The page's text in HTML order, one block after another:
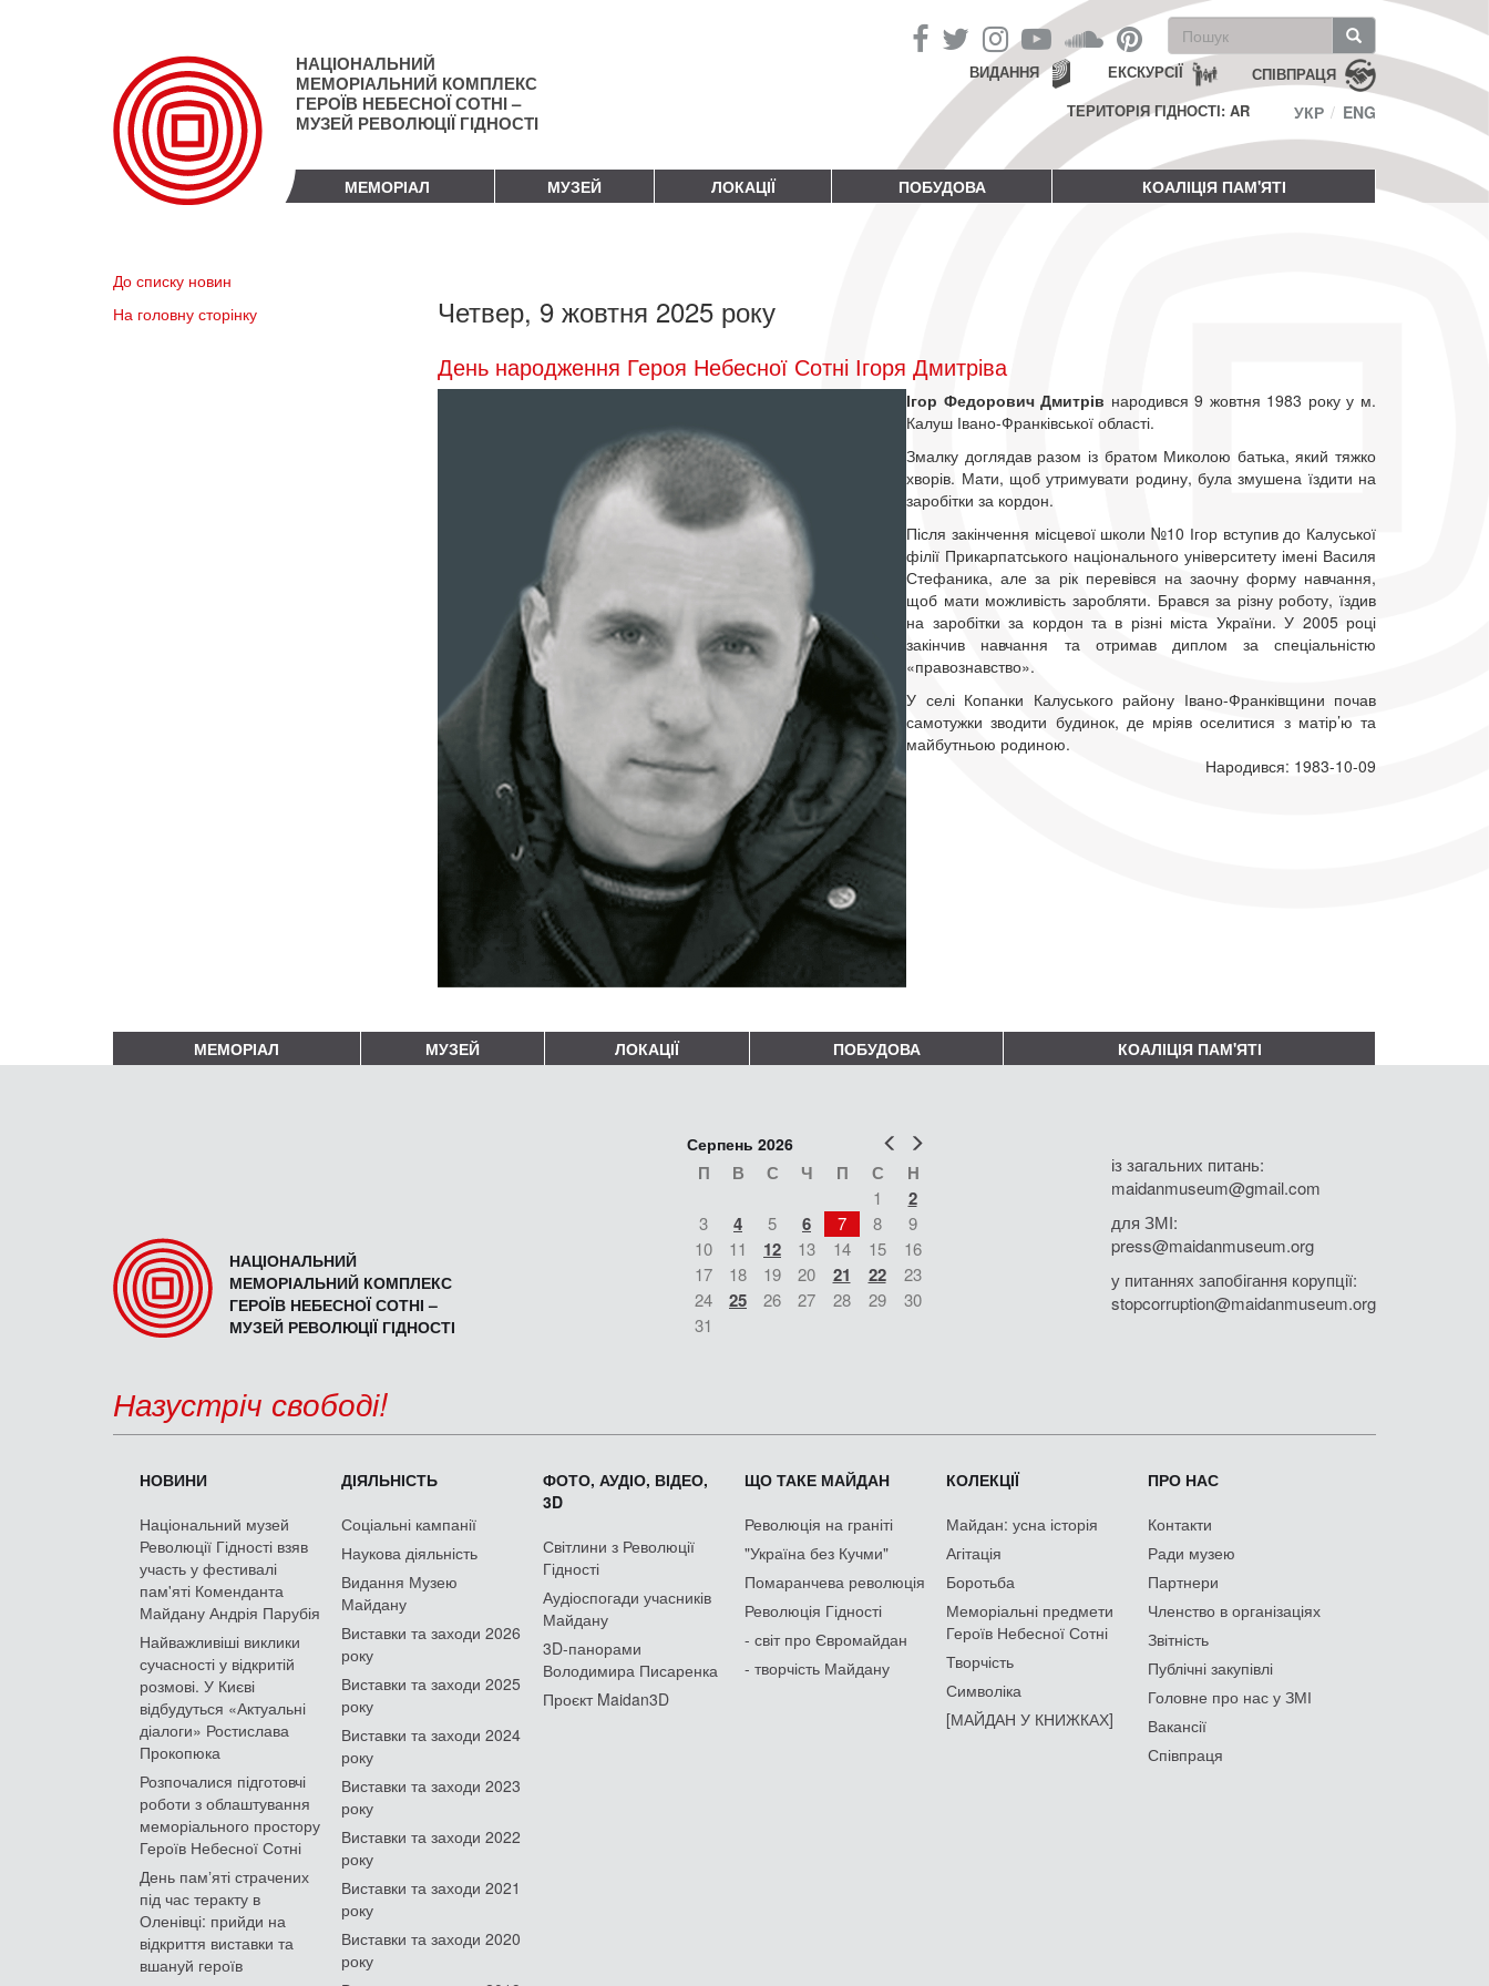
НАЦІОНАЛЬНИЙ
МЕМОРІАЛЬНИЙ КОМПЛЕКС
ГЕРОЇВ НЕБЕСНОЇ СОТНІ –
МУЗЕЙ РЕВОЛЮЦІЇ ГІДНОСТІ
Пошукова
форма
Пошук СПІВПРАЦЯ
ЕКСКУРСІЇ
ВИДАННЯ
ТЕРИТОРІЯ ГІДНОСТІ: AR
УКР ENG
МЕМОРІАЛ МУЗЕЙ ЛОКАЦІЇ ПОБУДОВА КОАЛІЦІЯ ПАМ'ЯТІ
До списку новин
На головну сторінку
Четвер, 9 жовтня 2025 року
День народження Героя Небесної Сотні Ігоря Дмитріва
Ігор Федорович Дмитрів народився 9 жовтня 1983 року у м.
Калуш Івано-Франківської області.
Змалку доглядав разом із братом Миколою батька, який тяжко
хворів. Мати, щоб утримувати родину, була змушена їздити на
заробітки за кордон.
Після закінчення місцевої школи №10 Ігор вступив до Калуської
філії Прикарпатського національного університету імені Василя
Стефаника, але за рік перевівся на заочну форму навчання,
щоб мати можливість заробляти. Брався за різну роботу, їздив
на заробітки за кордон та в різні міста України. У 2005 році
закінчив навчання та отримав диплом за спеціальністю
«правознавство».
У селі Копанки Калуського району Івано-Франківщини почав
самотужки зводити будинок, де мріяв оселитися з матір’ю та
майбутньою родиною.
Народився: 1983-10-09
МЕМОРІАЛ МУЗЕЙ ЛОКАЦІЇ ПОБУДОВА КОАЛІЦІЯ ПАМ'ЯТІ
НАЦІОНАЛЬНИЙ
МЕМОРІАЛЬНИЙ КОМПЛЕКС
ГЕРОЇВ НЕБЕСНОЇ СОТНІ –
МУЗЕЙ РЕВОЛЮЦІЇ ГІДНОСТІ
Попер
Серпень 2026
П В С Ч П С Н
1 2
3 4 5 6 7 8
9
10
11 12 13 14 15
16
17
18 19 20 21 22
23
24
25 26 27 28 29
30
31
із загальних питань:
maidanmuseum@gmail.com
для ЗМІ:
press@maidanmuseum.org
у питаннях запобігання корупції:
stopcorruption@maidanmuseum.org
Назустріч свободі!
НОВИНИ
Національний музей
Революції Гідності взяв
участь у фестивалі
пам'яті Коменданта
Майдану Андрія Парубія
Найважливіші виклики
сучасності у відкритій
розмові. У Києві
відбудуться «Актуальні
діалоги» Ростислава
Прокопюка
Розпочалися підготовчі
роботи з облаштування
меморіального простору
Героїв Небесної Сотні
День памʼяті страчених
під час теракту в
Оленівці: прийди на
відкриття виставки та
вшануй героїв
ДІЯЛЬНІСТЬ
Соціальні кампанії
Наукова діяльність
Видання Музею
Майдану
Виставки та заходи 2026
року
Виставки та заходи 2025
року
Виставки та заходи 2024
року
Виставки та заходи 2023
року
Виставки та заходи 2022
року
Виставки та заходи 2021
року
Виставки та заходи 2020
року
ФОТО, АУДІО, ВІДЕО,
3D
Світлини з Революції
Гідності
Аудіоспогади учасників
Майдану
3D-панорами
Володимира Писаренка
Проєкт Maidan3D
ЩО ТАКЕ МАЙДАН
Революція на граніті
"Україна без Кучми"
Помаранчева революція
Революція Гідності
- світ про Євромайдан
- творчість Майдану
КОЛЕКЦІЇ
Майдан: усна історія
Агітація
Боротьба
Меморіальні предмети
Героїв Небесної Сотні
Творчість
Символіка
[МАЙДАН У КНИЖКАХ]
ПРО НАС
Контакти
Ради музею
Партнери
Членство в організаціях
Звітність
Публічні закупівлі
Головне про нас у ЗМІ
Вакансії
Співпраця